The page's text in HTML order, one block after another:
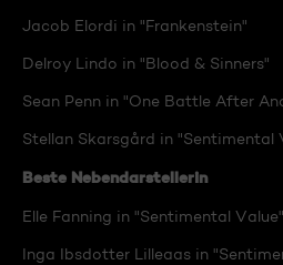
Jacob Elordi in "Frankenstein"
Delroy Lindo in "Blood & Sinners"
Sean Penn in "One Battle After
Stellan Skarsgård in "Sentimental
Beste Nebendarstellerin
Elle Fanning in "Sentimental Value"
Inga Ibsdotter Lilleaas in